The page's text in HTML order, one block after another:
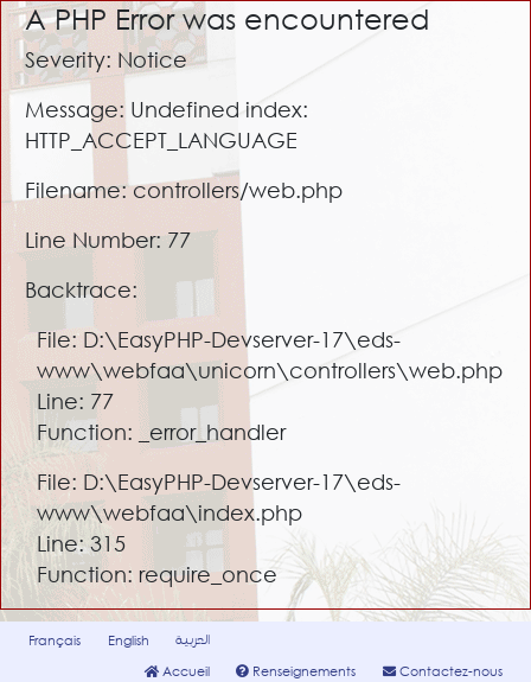
A PHP Error was encountered
Severity: Notice
Message: Undefined index:
HTTP_ACCEPT_LANGUAGE
Filename: controllers/web.php
Line Number: 77
Backtrace:
File: D:\EasyPHP-Devserver-17\eds-
www\webfaa\unicorn\controllers\web.php
Line: 77
Function: _error_handler
File: D:\EasyPHP-Devserver-17\eds-
www\webfaa\index.php
Line: 315
Function: require_once
Français English
العربية
Accueil
Renseignements Contactez-nous